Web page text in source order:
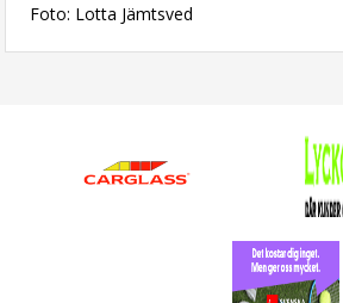
Foto: Lotta Jämtsved